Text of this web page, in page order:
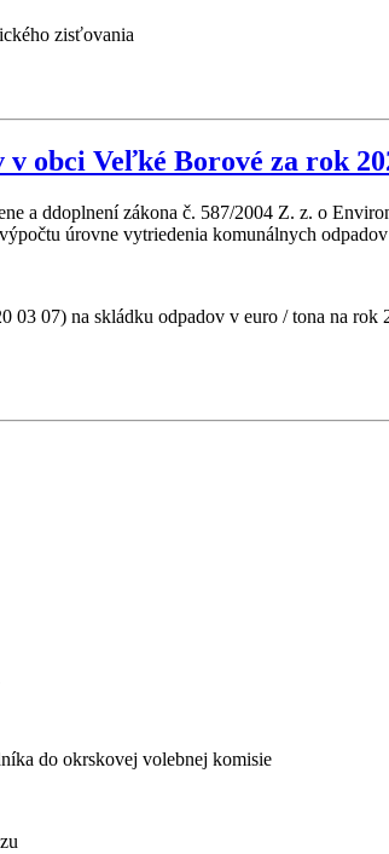
zisťovania
obci Veľké Borové za rok
a ddoplnení zákona č. 587/2004 Z. z. o
úrovne vytriedenia komunálnych
03 07) na skládku odpadov v euro / tona na rok
do okrskovej volebnej komisie